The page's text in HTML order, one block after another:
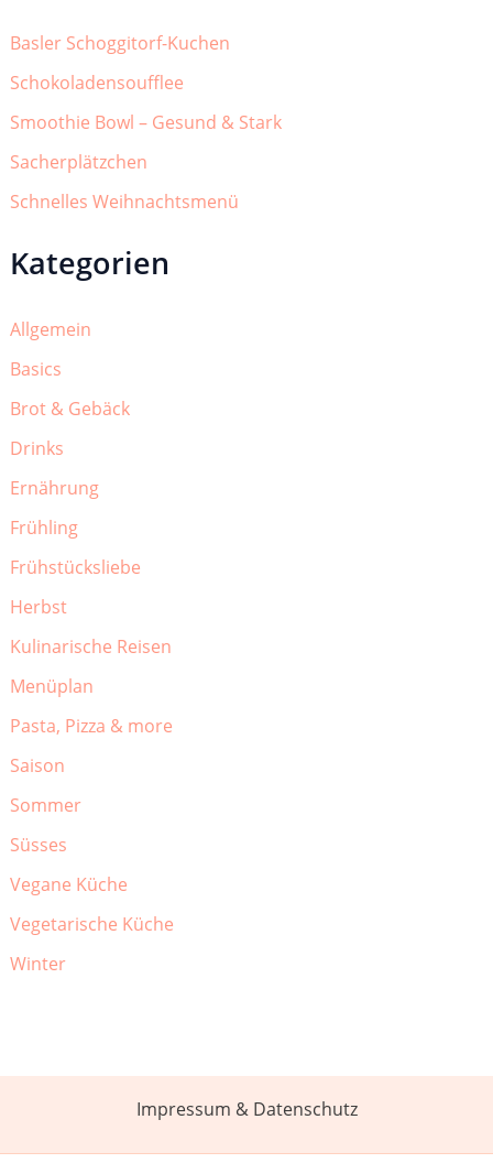
Basler Schoggitorf-Kuchen
Schokoladensoufflee
Smoothie Bowl – Gesund & Stark
Sacherplätzchen
Schnelles Weihnachtsmenü
Kategorien
Allgemein
Basics
Brot & Gebäck
Drinks
Ernährung
Frühling
Frühstücksliebe
Herbst
Kulinarische Reisen
Menüplan
Pasta, Pizza & more
Saison
Sommer
Süsses
Vegane Küche
Vegetarische Küche
Winter
Impressum & Datenschutz